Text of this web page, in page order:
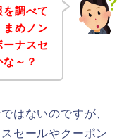
調べて
まめノン
ナスセ
～？
はないのですが、
セールやクーポン